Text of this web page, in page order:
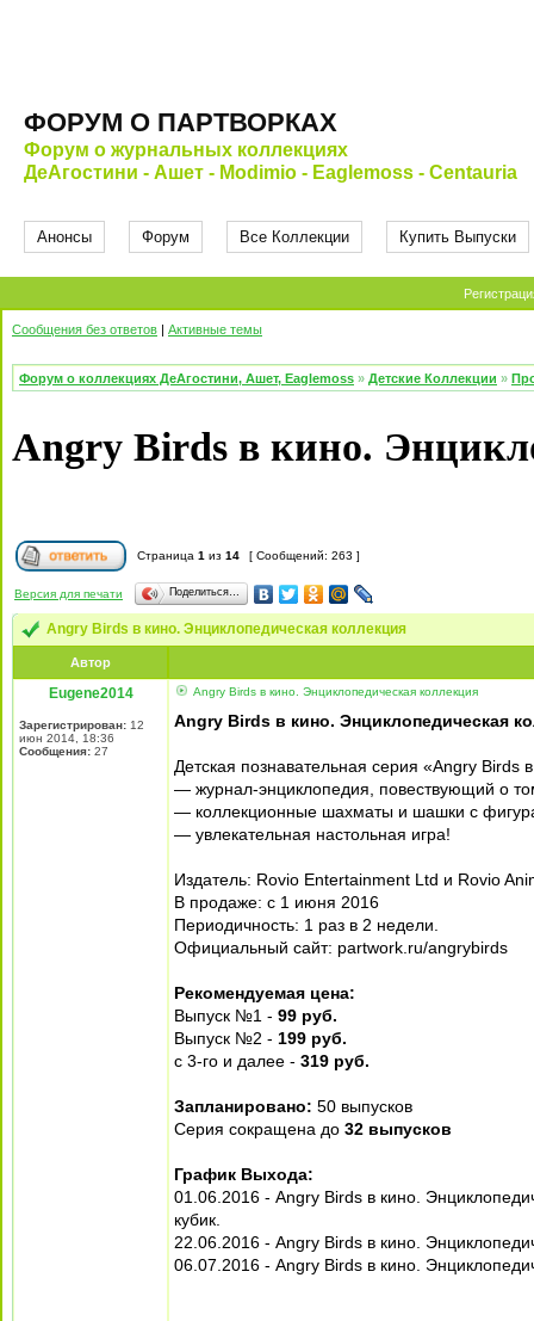
ФОРУМ О ПАРТВОРКАХ
Форум о журнальных коллекциях
ДеАгостини - Ашет - Modimio - Eaglemoss - Centauria
Анонсы Форум Все Коллекции Купить Выпуски
Сообщения без ответов | Активные темы
Форум о коллекциях ДеАгостини, Ашет, Eaglemoss » Детские Коллекции »
Angry Birds в кино.
Страница 1 из 14 [ Сообщений: 263 ]
Версия для печати Поделиться…
Angry Birds в кино. Энциклопедическая коллекция
Автор
Eugene2014
Зарегистрирован: 12
июн 2014, 18:36
Сообщения: 27
Angry Birds в кино. Энциклопедическая коллекция
Angry Birds в кино. Энциклопедическая
Детская познавательная серия «Angry
— журнал-энциклопедия, повествующий о
— коллекционные шахматы и шашки с
— увлекательная настольная игра!
Издатель: Rovio Entertainment Ltd и Rovio
В продаже: с 1 июня 2016
Периодичность: 1 раз в 2 недели.
Официальный сайт: partwork.ru/angrybirds
Рекомендуемая цена:
Выпуск №1 - 99 руб.
Выпуск №2 - 199 руб.
с 3-го и далее - 319 руб.
Запланировано: 50 выпусков
Серия сокращена до 32 выпусков
График Выхода:
01.06.2016 - Angry Birds в кино.
кубик.
22.06.2016 - Angry Birds в кино.
06.07.2016 - Angry Birds в кино.